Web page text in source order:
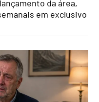
da área,
em exclusivo